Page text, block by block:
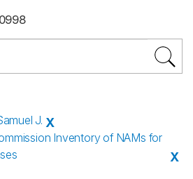
J. X
Inventory of NAMs for
X